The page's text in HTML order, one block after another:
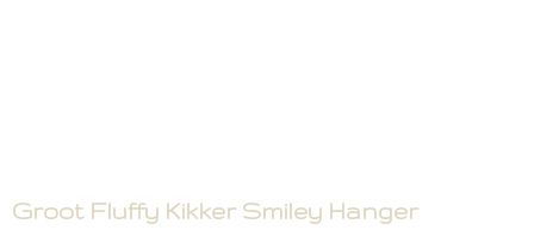
Groot Fluffy Kikker Smiley Hanger